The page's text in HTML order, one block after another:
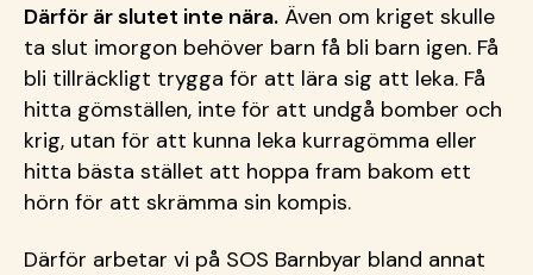
Därför är slutet inte nära. Även om kriget skulle
ta slut imorgon behöver barn få bli barn igen. Få
bli tillräckligt trygga för att lära sig att leka. Få
hitta gömställen, inte för att undgå bomber och
krig, utan för att kunna leka kurragömma eller
hitta bästa stället att hoppa fram bakom ett
hörn för att skrämma sin kompis.
Därför arbetar vi på SOS Barnbyar bland annat